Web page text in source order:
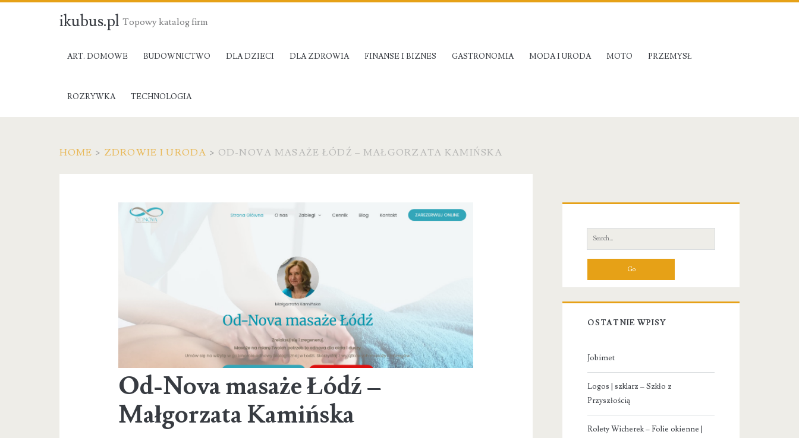
ikubus.pl Topowy katalog firm
ART. DOMOWE BUDOWNICTWO DLA DZIECI DLA ZDROWIA FINANSE I BIZNES GASTRONOMIA MODA I URODA MOTO PRZEMYSŁ
ROZRYWKA TECHNOLOGIA
HOME > ZDROWIE I URODA > OD-NOVA MASAŻE ŁÓDŹ – MAŁGORZATA KAMIŃSKA
Od-Nova masaże Łódź –
Małgorzata Kamińska
Sidebar
Search
for:
OSTATNIE WPISY
Jobimet
Logos | szklarz – Szkło z
Przyszłością
Rolety Wicherek – Folie okienne |